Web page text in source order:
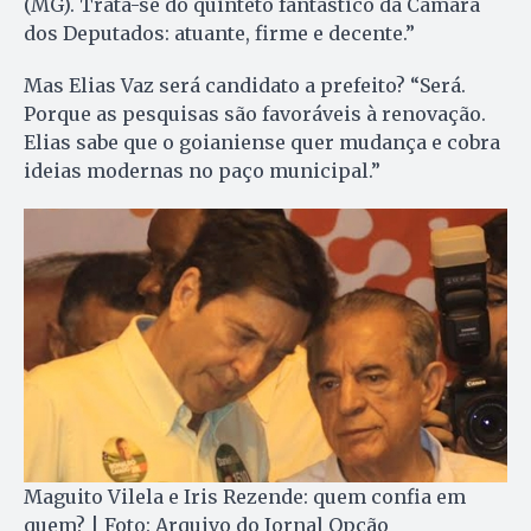
(MG). Trata-se do quinteto fantástico da Câmara
dos Deputados: atuante, firme e decente.”
Mas Elias Vaz será candidato a prefeito? “Será.
Porque as pesquisas são favoráveis à renovação.
Elias sabe que o goianiense quer mudança e cobra
ideias modernas no paço municipal.”
Maguito Vilela e Iris Rezende: quem confia em
quem? | Foto: Arquivo do Jornal Opção